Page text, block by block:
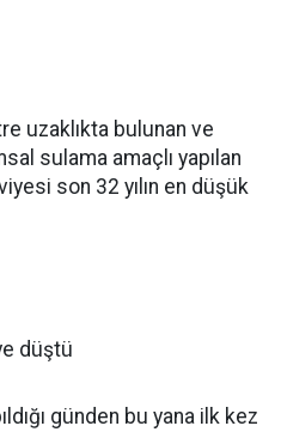
uzaklıkta bulunan ve
sulama amaçlı yapılan
son 32 yılın en düşük
düştü
günden bu yana ilk kez